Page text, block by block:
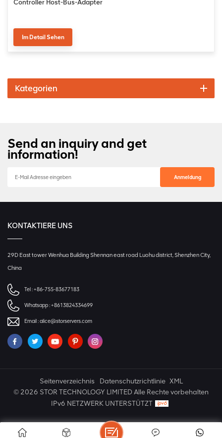
Controller Host-Bus-Adapter
Im Detail Sehen
Kategorien
Send an inquiry and get
information!
KONTAKTIERE UNS
29D East tower Wenhua Building Shennan east road Luohu district, Shenzhen City,
China
Tel :+86-755-83677183
Whatsapp :+8613824334699
Email :alice@storservers.com
Seitenverzeichnis Datenschutzrichtlinie XML
© 2026 STOR TECHNOLOGY LIMITED Alle Rechte vorbehalten
IPv6 NETZWERK UNTERSTÜTZT